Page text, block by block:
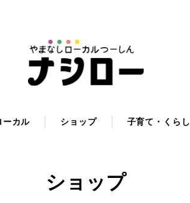
ーカル ショップ 子育て・くらし
ショップ